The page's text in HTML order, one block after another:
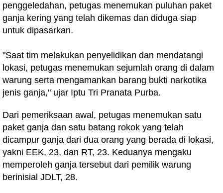
penggeledahan, petugas menemukan puluhan paket
ganja kering yang telah dikemas dan diduga siap
untuk dipasarkan.
"Saat tim melakukan penyelidikan dan mendatangi
lokasi, petugas menemukan sejumlah orang di dalam
warung serta mengamankan barang bukti narkotika
jenis ganja," ujar Iptu Tri Pranata Purba.
Dari pemeriksaan awal, petugas menemukan satu
paket ganja dan satu batang rokok yang telah
dicampur ganja dari dua orang yang berada di lokasi,
yakni EEK, 23, dan RT, 23. Keduanya mengaku
memperoleh ganja tersebut dari pemilik warung
berinisial JDLT, 28.